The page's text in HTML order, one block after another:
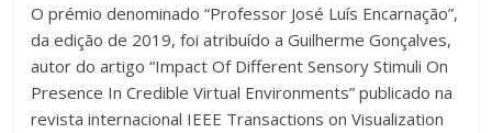
O prémio denominado “Professor José Luís Encarnação”,
da edição de 2019, foi atribuído a Guilherme Gonçalves,
autor do artigo “Impact Of Different Sensory Stimuli On
Presence In Credible Virtual Environments” publicado na
revista internacional IEEE Transactions on Visualization